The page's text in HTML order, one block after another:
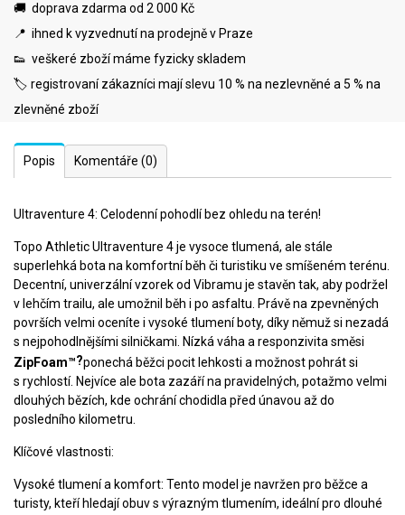
🚚 doprava zdarma od 2 000 Kč
📍 ihned k vyzvednutí na prodejně v Praze
👟 veškeré zboží máme fyzicky skladem
🏷️ registrovaní zákazníci mají slevu 10 % na nezlevněné a 5 % na
zlevněné zboží
Popis Komentáře (0)
Ultraventure 4: Celodenní pohodlí bez ohledu na terén!
Topo Athletic Ultraventure 4 je vysoce tlumená, ale stále
superlehká bota na komfortní běh či turistiku ve smíšeném terénu.
Decentní, univerzální vzorek od Vibramu je stavěn tak, aby podržel
v lehčím trailu, ale umožnil běh i po asfaltu. Právě na zpevněných
površích velmi oceníte i vysoké tlumení boty, díky němuž si nezadá
s nejpohodlnějšími silničkami. Nízká váha a responzivita směsi
ZipFoam™?ponechá běžci pocit lehkosti a možnost pohrát si
s rychlostí. Nejvíce ale bota zazáří na pravidelných, potažmo velmi
dlouhých bězích, kde ochrání chodidla před únavou až do
posledního kilometru.
Klíčové vlastnosti:
Vysoké tlumení a komfort: Tento model je navržen pro běžce a
turisty, kteří hledají obuv s výrazným tlumením, ideální pro dlouhé